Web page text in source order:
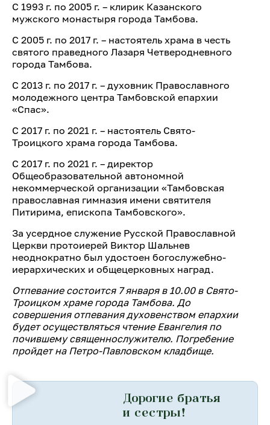
С 1993 г. по 2005 г. – клирик Казанского
мужского монастыря города Тамбова.
С 2005 г. по 2017 г. – настоятель храма в честь
святого праведного Лазаря Четверодневного
города Тамбова.
С 2013 г. по 2017 г. – духовник Православного
молодежного центра Тамбовской епархии
«Спас».
С 2017 г. по 2021 г. – настоятель Свято-
Троицкого храма города Тамбова.
С 2017 г. по 2021 г. – директор
Общеобразовательной автономной
некоммерческой организации «Тамбовская
православная гимназия имени святителя
Питирима, епископа Тамбовского».
За усердное служение Русской Православной
Церкви протоиерей Виктор Шальнев
неоднократно был удостоен богослужебно-
иерархических и общецерковных наград.
Отпевание состоится 7 января в 10.00 в Свято-
Троицком храме города Тамбова. До
совершения отпевания духовенством епархии
будет осуществляться чтение Евангелия по
почившему священнослужителю. Погребение
пройдет на Петро-Павловском кладбище.
Дорогие братья
и сестры!